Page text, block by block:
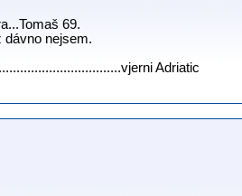
69.
nejsem.
Adriatic